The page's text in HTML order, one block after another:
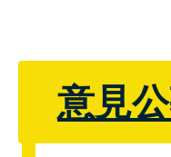
意見